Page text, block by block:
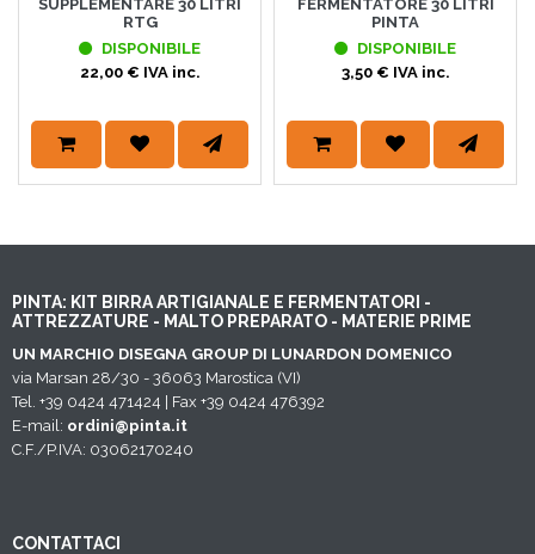
SUPPLEMENTARE 30 LITRI
RTG
DISPONIBILE
22,00 € IVA inc.
FERMENTATORE 30 LITRI
PINTA
DISPONIBILE
3,50 € IVA inc.
PINTA: KIT BIRRA ARTIGIANALE E FERMENTATORI -
ATTREZZATURE - MALTO PREPARATO - MATERIE PRIME
UN MARCHIO DISEGNA GROUP DI LUNARDON DOMENICO
via Marsan 28/30 - 36063 Marostica (VI)
Tel. +39 0424 471424 | Fax +39 0424 476392
E-mail: ordini@pinta.it
C.F./P.IVA: 03062170240
CONTATTACI